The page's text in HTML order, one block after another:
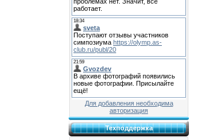
Для добавления необходима
авторизация
Техподдержка